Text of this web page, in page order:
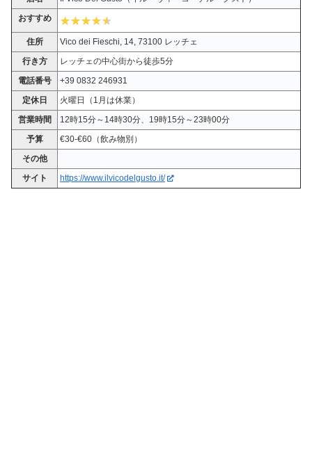
おすすめ
住所
Vico dei Fieschi, 14, 73100 レッチェ
行き方
レッチェの中心街から徒歩5分
電話番号
+39 0832 246931
定休日
火曜日（1月は休業）
営業時間
12時15分～14時30分、19時15分～23時00分
予算
€30-€60（飲み物別）
その他
サイト
https://www.ilvicodelgusto.it/